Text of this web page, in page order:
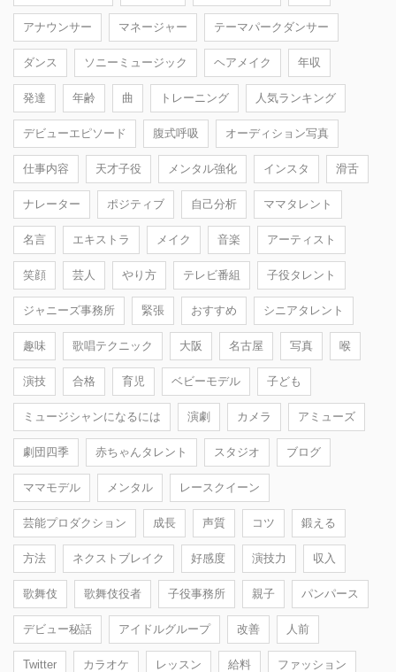
アナウンサー マネージャー テーマパークダンサー
ダンス ソニーミュージック ヘアメイク 年収
発達 年齢 曲 トレーニング 人気ランキング
デビューエピソード 腹式呼吸 オーディション写真
仕事内容 天才子役 メンタル強化 インスタ 滑舌
ナレーター ポジティブ 自己分析 ママタレント
名言 エキストラ メイク 音楽 アーティスト
笑顔 芸人 やり方 テレビ番組 子役タレント
ジャニーズ事務所 緊張 おすすめ シニアタレント
趣味 歌唱テクニック 大阪 名古屋 写真 喉
演技 合格 育児 ベビーモデル 子ども
ミュージシャンになるには 演劇 カメラ アミューズ
劇団四季 赤ちゃんタレント スタジオ ブログ
ママモデル メンタル レースクイーン
芸能プロダクション 成長 声質 コツ 鍛える
方法 ネクストブレイク 好感度 演技力 収入
歌舞伎 歌舞伎役者 子役事務所 親子 パンパース
デビュー秘話 アイドルグループ 改善 人前
Twitter カラオケ レッスン 給料 ファッション